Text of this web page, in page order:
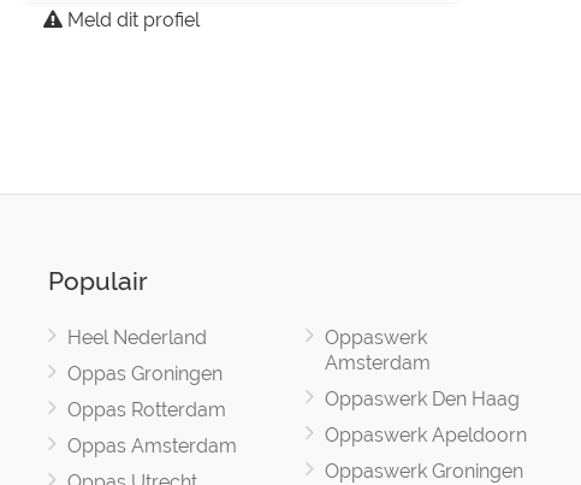
Meld dit profiel
Populair
Heel Nederland
Oppas Groningen
Oppas Rotterdam
Oppas Amsterdam
Oppaswerk
Amsterdam
Oppaswerk Den Haag
Oppaswerk Apeldoorn
Oppaswerk Groningen